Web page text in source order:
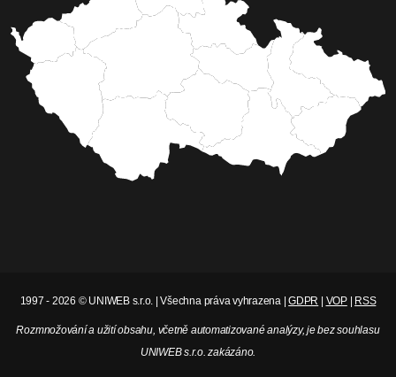
1997 - 2026 © UNIWEB s.r.o. | Všechna práva vyhrazena |GDPR VOP| RSS
Rozmnožování a užití obsahu, včetně automatizované analýzy, je bez souhlasu
UNIWEB s.r.o. zakázáno.